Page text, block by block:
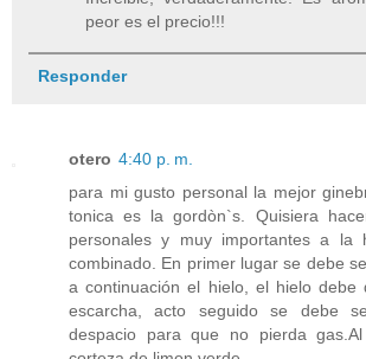
peor es el precio!!!
Responder
otero 4:40 p. m.
para mi gusto personal la mejor
tonica es la gordòn`s. Quisiera
personales y muy importantes a la
combinado. En primer lugar se debe
a continuación el hielo, el hielo debe
escarcha, acto seguido se debe
despacio para que no pierda